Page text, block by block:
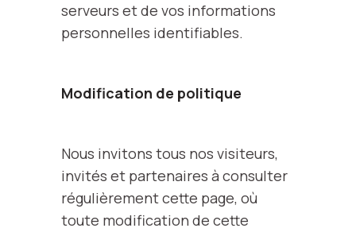
serveurs et de vos informations
personnelles identifiables.
Modification de politique
Nous invitons tous nos visiteurs,
invités et partenaires à consulter
régulièrement cette page, où
toute modification de cette